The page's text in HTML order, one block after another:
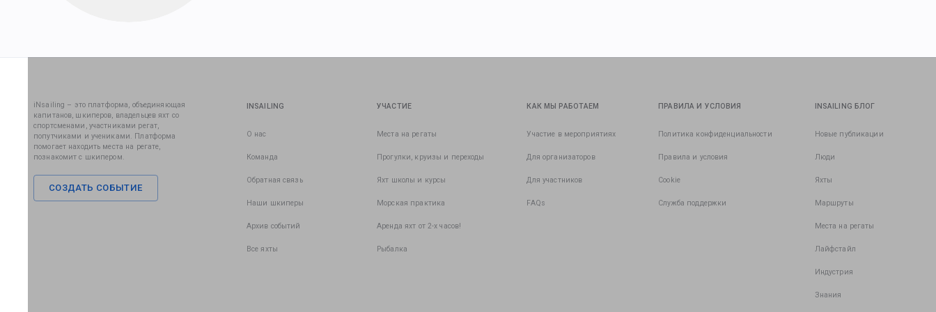
iNsailing – это платформа, объединяющая
капитанов, шкиперов, владельцев яхт со
спортсменами, участниками регат,
попутчиками и учениками. Платформа
помогает находить места на регате,
познакомит с шкипером.
СОЗДАТЬ СОБЫТИЕ
INSAILING
О нас
Команда
Обратная связь
Наши шкиперы
Архив событий
Все яхты
УЧАСТИЕ
Места на регаты
Прогулки, круизы и переходы
Яхт школы и курсы
Морская практика
Аренда яхт от 2-х часов!
Рыбалка
КАК МЫ РАБОТАЕМ
Участие в мероприятиях
Для организаторов
Для участников
FAQs
ПРАВИЛА И УСЛОВИЯ
Политика конфиденциальности
Правила и условия
Cookie
Служба поддержки
INSAILING БЛОГ
Новые публикации
Люди
Яхты
Маршруты
Места на регаты
Лайфстайл
Индустрия
Знания